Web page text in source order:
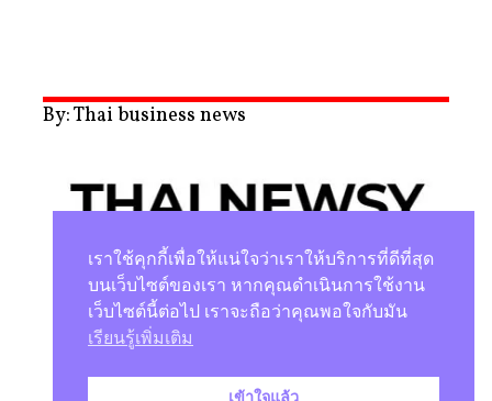
By: Thai business news
นโยบายความเป็นส่วนตัว
เราใช้คุกกี้เพื่อให้แน่ใจว่าเราให้บริการที่ดีที่สุด
บนเว็บไซต์ของเรา หากคุณดำเนินการใช้งาน
เว็บไซต์นี้ต่อไป เราจะถือว่าคุณพอใจกับมัน
เรียนรู้เพิ่มเติม